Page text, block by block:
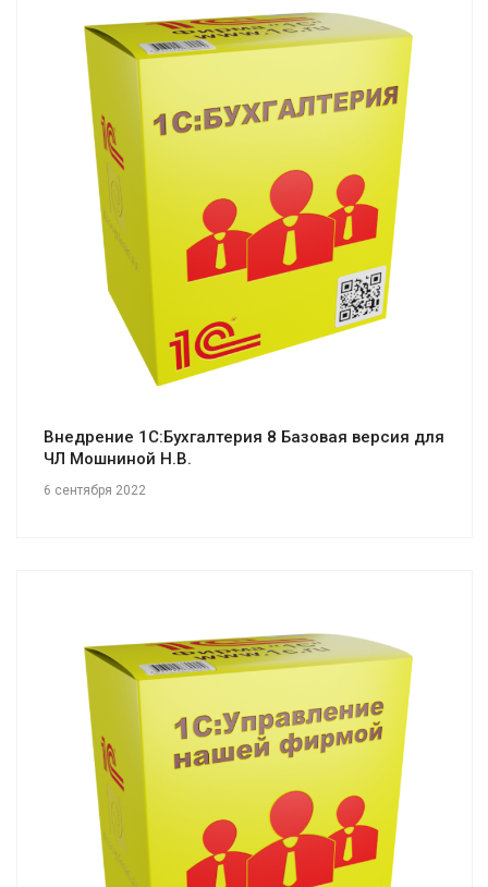
Смотреть проект
Внедрение 1С:Бухгалтерия 8 Базовая версия для
ЧЛ Мошниной Н.В.
6 сентября 2022
Смотреть проект